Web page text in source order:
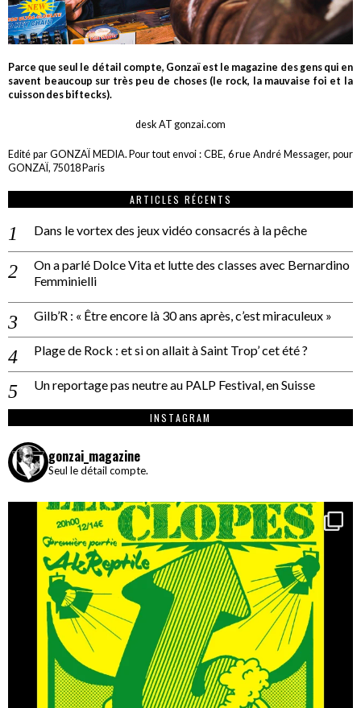
Parce que seul le détail compte, Gonzaï est le magazine des gens qui en
savent beaucoup sur très peu de choses (le rock, la mauvaise foi et la
cuisson des biftecks).
desk AT gonzai.com
Edité par GONZAÏ MEDIA. Pour tout envoi : CBE, 6 rue André Messager, pour
GONZAÏ, 75018 Paris
ARTICLES RÉCENTS
Dans le vortex des jeux vidéo consacrés à la pêche
On a parlé Dolce Vita et lutte des classes avec Bernardino
Femminielli
Gilb’R : « Être encore là 30 ans après, c’est miraculeux »
Plage de Rock : et si on allait à Saint Trop’ cet été ?
Un reportage pas neutre au PALP Festival, en Suisse
INSTAGRAM
gonzai_magazine
Seul le détail compte.